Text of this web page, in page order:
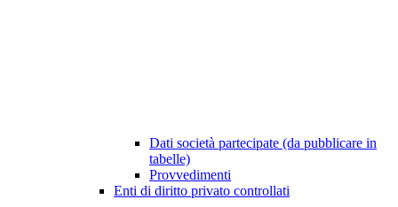
Dati società partecipate (da pubblicare in
tabelle)
Provvedimenti
Enti di diritto privato controllati